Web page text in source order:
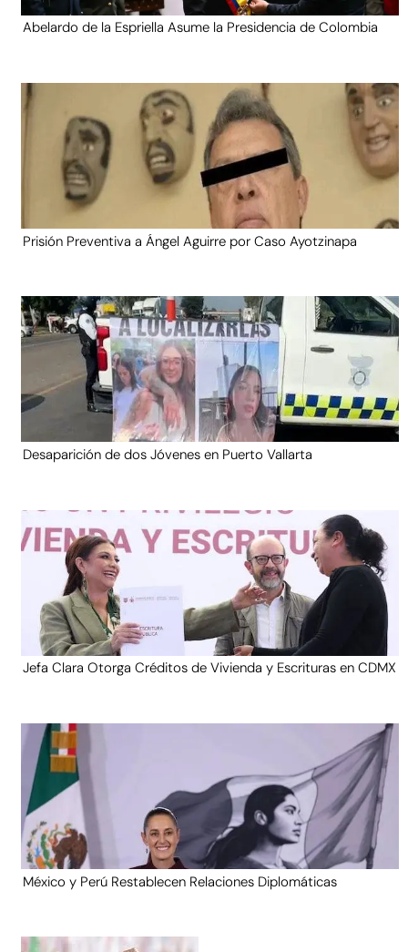
Abelardo de la Espriella Asume la Presidencia de Colombia
Prisión Preventiva a Ángel Aguirre por Caso Ayotzinapa
Desaparición de dos Jóvenes en Puerto Vallarta
Jefa Clara Otorga Créditos de Vivienda y Escrituras en CDMX
México y Perú Restablecen Relaciones Diplomáticas